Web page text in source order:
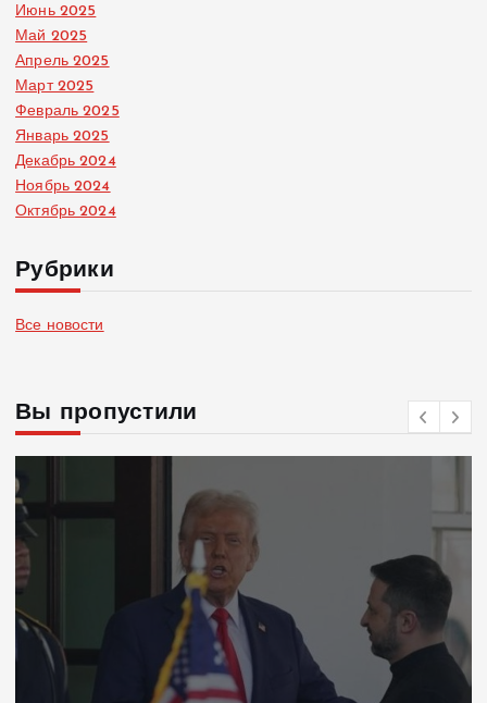
Июнь 2025
Май 2025
Апрель 2025
Март 2025
Февраль 2025
Январь 2025
Декабрь 2024
Ноябрь 2024
Октябрь 2024
Рубрики
Все новости
Вы пропустили